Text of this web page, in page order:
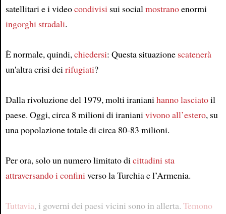
satellitari e i videocondivisisui socialmostranoenormi
ingorghi stradali.
È normale, quindi,chiedersi: Questa situazione scatenerà
un'altra crisi deirifugiati?
Dalla rivoluzione del 1979, molti iranianihanno lasciatoil
paese. Oggi, circa 8 milioni di iranianivivono all’estero, su
una popolazione totale di circa 80-83 milioni.
Per ora, solo un numero limitato dicittadini sta
attraversando i confiniverso la Turchia e l’Armenia.
Tuttavia, i governi dei paesi vicini sono in allerta. Temono